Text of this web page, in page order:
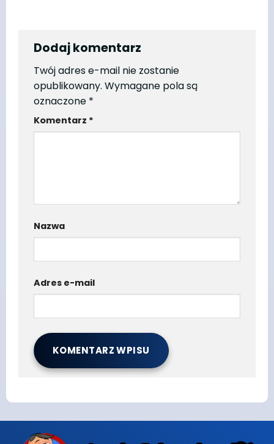
Dodaj komentarz
Twój adres e-mail nie zostanie
opublikowany. Wymagane pola są
oznaczone *
Komentarz *
Nazwa
Adres e-mail